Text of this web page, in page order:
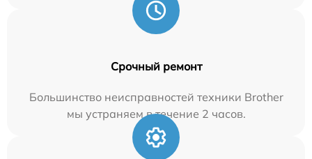
Срочный ремонт
Большинство неисправностей техники Brother
мы устраняем в течение 2 часов.